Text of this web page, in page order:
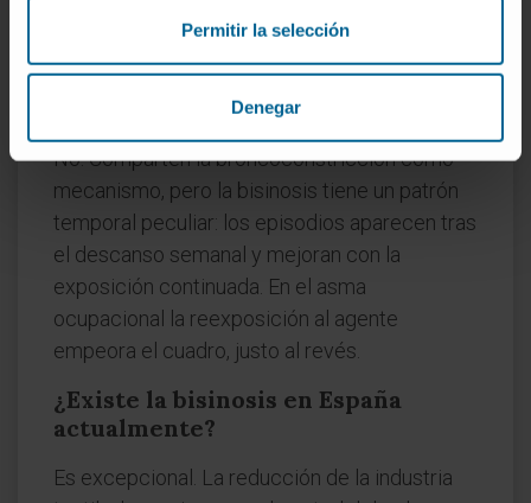
Permitir la selección
Denegar
nomenclatura médica internacional.
¿Es lo mismo bisinosis que asma
No. Comparten la broncoconstricción como
mecanismo, pero la bisinosis tiene un patrón
temporal peculiar: los episodios aparecen tras
el descanso semanal y mejoran con la
exposición continuada. En el asma
ocupacional la reexposición al agente
empeora el cuadro, justo al revés.
¿Existe la bisinosis en España
actualmente?
Es excepcional. La reducción de la industria